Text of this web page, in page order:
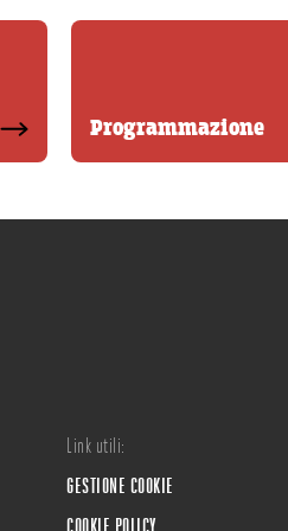
Programmazione
Link utili:
GESTIONE COOKIE
COOKIE POLICY